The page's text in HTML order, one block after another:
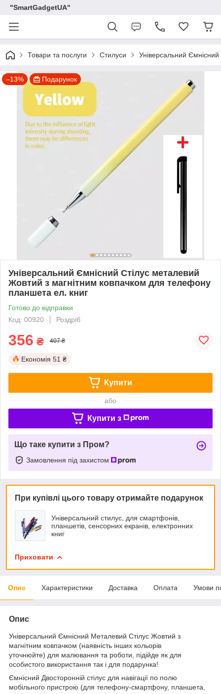
"SmartGadgetUA"
Товари та послуги Стилуси Універсальний
–13% Подарунок
Універсальний Ємнісний Стілус металевий
Жовтий з магнітним ковпачком для телефону
планшета ел. книг
Готово до відправки
Код: 00920
Роздріб
356 ₴ 407 ₴
Економія 51 ₴
Купити
або
Купити з
Що таке купити з Пром?
Замовлення під захистом
При купівлі цього товару отримайте подарунок
Універсальний стилус, для смартфонів,
планшетів, сенсорних екранів, електронних
книг
Приховати
Опис Характеристики Доставка Оплата Умови
Опис
Універсальний Ємнісний Металевий Стілус Жовтий з
магнітним ковпачком (наявність інших кольорів
уточнюйте) для малювання та роботи, підійде як для
особистого використання так і для подарунка!
Ємнісний Двосторонній стілус для навігації по полю
мобільного пристрою (для телефону-смартфону, планшета,